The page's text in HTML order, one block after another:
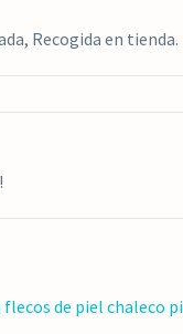
Recogida en tienda.
flecos de piel chaleco